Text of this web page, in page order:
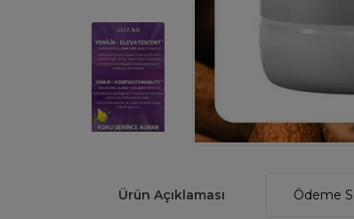
Ürün Açıklaması Ödeme